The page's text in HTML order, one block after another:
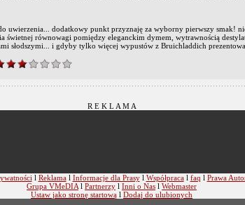
uwierzenia... dodatkowy punkt przyznaję za wyborny pierwszy smak!
świetnej równowagi pomiędzy eleganckim dymem, wytrawnością
słodszymi... i gdyby tylko więcej wypustów z Bruichladdich
R E K L A M A
l Reklamal Informacje dla Prasyl Współpracal faq l Prawa
Grupa VMeDIA l Partnerzy l Inni o Nas l Webmaster
Ustaw jako stronę startową l Dodaj do ulubionych